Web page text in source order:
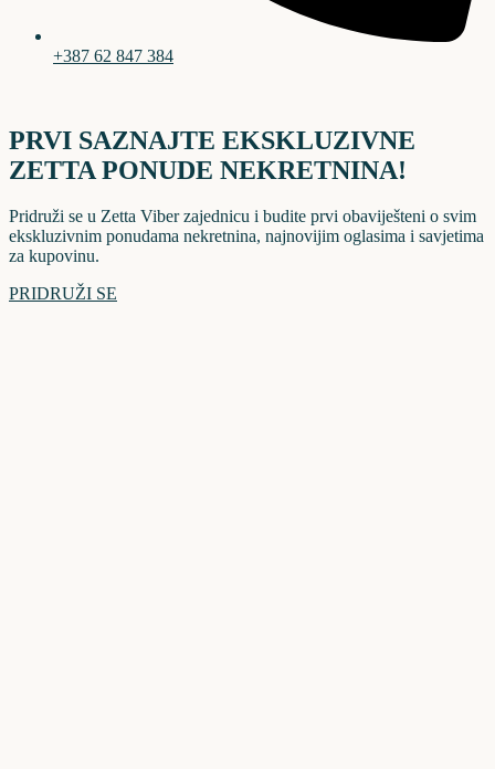
+387 62 847 384
PRVI SAZNAJTE EKSKLUZIVNE
ZETTA PONUDE NEKRETNINA!
Pridruži se u Zetta Viber zajednicu i budite prvi obaviješteni o svim
ekskluzivnim ponudama nekretnina, najnovijim oglasima i savjetima
za kupovinu.
PRIDRUŽI SE